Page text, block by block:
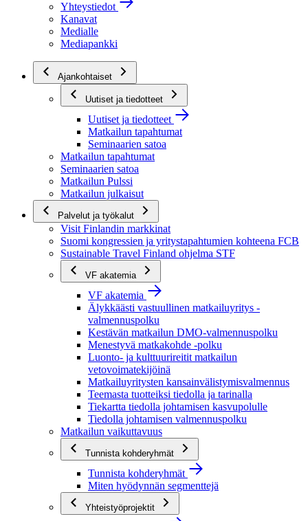
Yhteystiedot
Kanavat
Medialle
Mediapankki
Ajankohtaiset
Uutiset ja tiedotteet
Uutiset ja tiedotteet
Matkailun tapahtumat
Seminaarien satoa
Matkailun tapahtumat
Seminaarien satoa
Matkailun Pulssi
Matkailun julkaisut
Palvelut ja työkalut
Visit Finlandin markkinat
Suomi kongressien ja yritystapahtumien kohteena FCB
Sustainable Travel Finland ohjelma STF
VF akatemia
VF akatemia
Älykkäästi vastuullinen matkailuyritys -
valmennuspolku
Kestävän matkailun DMO-valmennuspolku
Menestyvä matkakohde -polku
Luonto- ja kulttuurireitit matkailun
vetovoimatekijöinä
Matkailuyritysten kansainvälistymisvalmennus
Teemasta tuotteiksi tiedolla ja tarinalla
Tiekartta tiedolla johtamisen kasvupolulle
Tiedolla johtamisen valmennuspolku
Matkailun vaikuttavuus
Tunnista kohderyhmät
Tunnista kohderyhmät
Miten hyödynnän segmenttejä
Yhteistyöprojektit